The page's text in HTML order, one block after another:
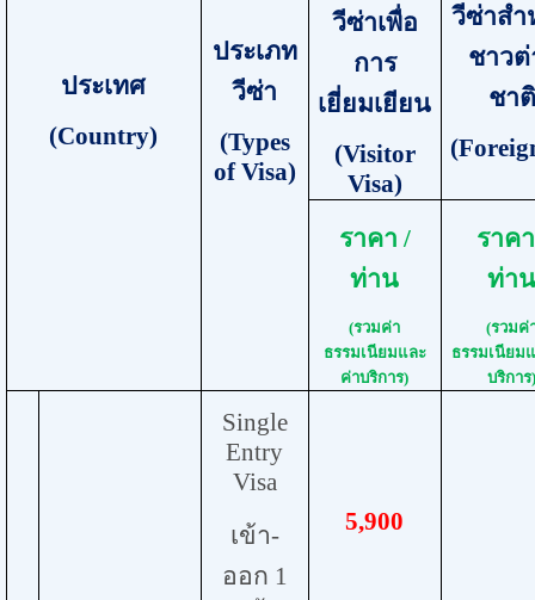
ประเทศ
(Country)
ประเภท
วีซ่า
(Types
of Visa)
วีซ่าเพื่อ
การ
เยี่ยมเยียน
(Visitor
Visa)
วีซ่าสำ
ชาวต่
ชาติ
(
ราคา /
ท่าน
(รวมค่า
ธรรมเนียมและ
ค่าบริการ)
ราค
ท่า
(รวมค่
ธรรมเนียม
บริการ
Single
Entry
Visa
เข้า-
ออก 1
5,900